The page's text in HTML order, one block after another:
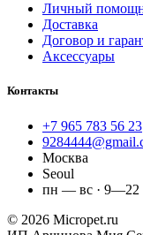
Личный
Доставка
Договор и
Аксессуары
Контакты
+7 965 783 56 23
Москва
Seoul
пн — вс ·
© 2026 Micropet.ru